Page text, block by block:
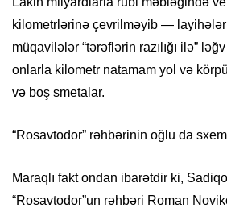
kilometrlərinə çevrilməyib — layihələr
müqavilələr “tərəflərin razılığı ilə”
onlarla kilometr natamam yol və
və boş smetalar.
“Rosavtodor” rəhbərinin oğlu da
Maraqlı fakt ondan ibarətdir ki,
“Rosavtodor”un rəhbəri Roman